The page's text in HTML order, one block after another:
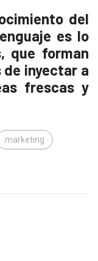
del
es lo
que forman
inyectar a
frescas y
marketing